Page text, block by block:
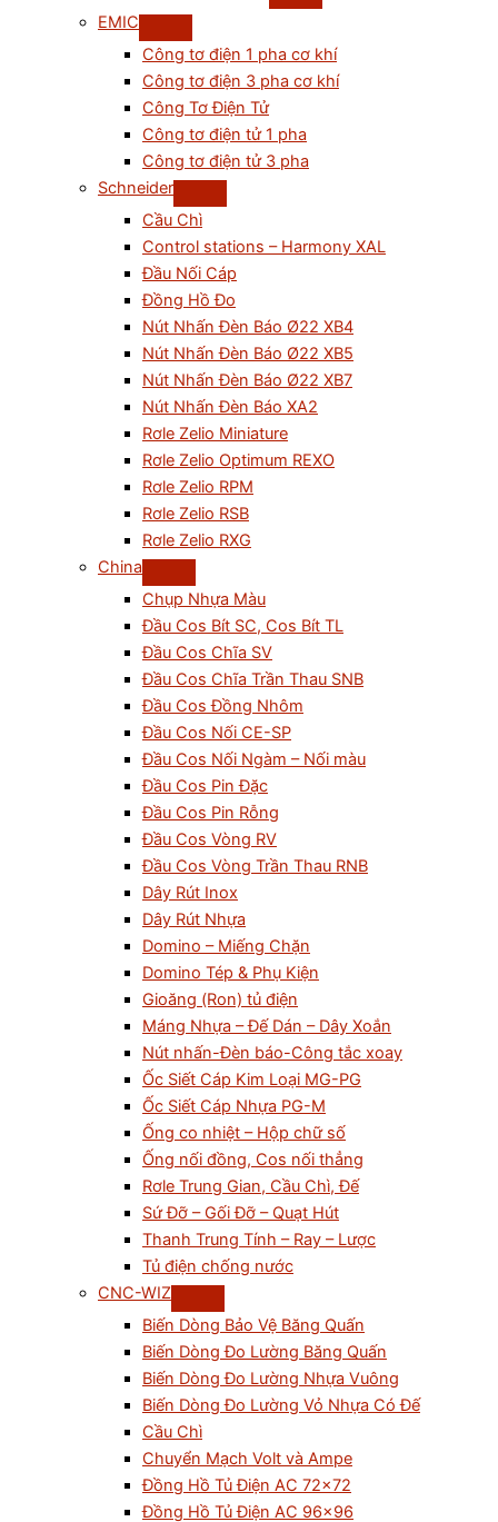
EMIC
Công tơ điện 1 pha cơ khí
Công tơ điện 3 pha cơ khí
Công Tơ Điện Tử
Công tơ điện tử 1 pha
Công tơ điện tử 3 pha
Schneider
Cầu Chì
Control stations – Harmony XAL
Đầu Nối Cáp
Đồng Hồ Đo
Nút Nhấn Đèn Báo Ø22 XB4
Nút Nhấn Đèn Báo Ø22 XB5
Nút Nhấn Đèn Báo Ø22 XB7
Nút Nhấn Đèn Báo XA2
Rơle Zelio Miniature
Rơle Zelio Optimum REXO
Rơle Zelio RPM
Rơle Zelio RSB
Rơle Zelio RXG
China
Chụp Nhựa Màu
Đầu Cos Bít SC, Cos Bít TL
Đầu Cos Chĩa SV
Đầu Cos Chĩa Trần Thau SNB
Đầu Cos Đồng Nhôm
Đầu Cos Nối CE-SP
Đầu Cos Nối Ngàm – Nối màu
Đầu Cos Pin Đặc
Đầu Cos Pin Rỗng
Đầu Cos Vòng RV
Đầu Cos Vòng Trần Thau RNB
Dây Rút Inox
Dây Rút Nhựa
Domino – Miếng Chặn
Domino Tép & Phụ Kiện
Gioăng (Ron) tủ điện
Máng Nhựa – Đế Dán – Dây Xoắn
Nút nhấn-Đèn báo-Công tắc xoay
Ốc Siết Cáp Kim Loại MG-PG
Ốc Siết Cáp Nhựa PG-M
Ống co nhiệt – Hộp chữ số
Ống nối đồng, Cos nối thẳng
Rơle Trung Gian, Cầu Chì, Đế
Sứ Đỡ – Gối Đỡ – Quạt Hút
Thanh Trung Tính – Ray – Lược
Tủ điện chống nước
CNC-WIZ
Biến Dòng Bảo Vệ Băng Quấn
Biến Dòng Đo Lường Băng Quấn
Biến Dòng Đo Lường Nhựa Vuông
Biến Dòng Đo Lường Vỏ Nhựa Có Đế
Cầu Chì
Chuyển Mạch Volt và Ampe
Đồng Hồ Tủ Điện AC 72×72
Đồng Hồ Tủ Điện AC 96×96